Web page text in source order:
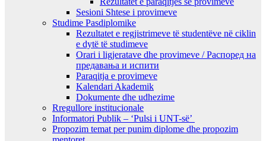
Sesioni Shtese i provimeve
Studime Pasdiplomike
Rezultatet e regjistrimeve të studentëve në ciklin
e dytë të studimeve
Orari i ligjeratave dhe provimeve / Распоред на
предавањa и испити
Paraqitja e provimeve
Kalendari Akademik
Dokumente dhe udhezime
Rregullore institucionale
Informatori Publik – ‘Pulsi i UNT-së’
Propozim temat per punim diplome dhe propozim